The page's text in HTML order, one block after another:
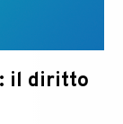
il diritto